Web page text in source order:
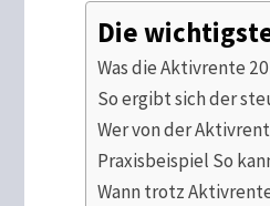
Die
Was die Aktivrente
So ergibt sich der
Wer von der
Praxisbeispiel So
Wann trotz